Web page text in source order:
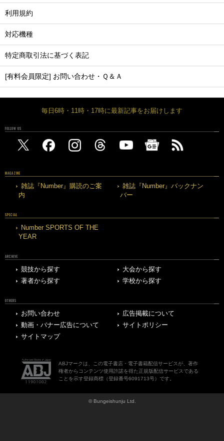
利用規約
対応機種
特定商取引法に基づく表記
[有料会員限定] お問い合わせ・Ｑ＆Ａ
毎日6時・11時・17時に最新記事をお届けします
FOLLOW US
MAGAZINE
雑誌『Number』購読のご案
内
雑誌『Number』バックナン
バー
SPECIAL
Number SPORTS OF THE
YEAR
ARCHIVE
競技から探す
大会から探す
著者から探す
学校から探す
OTHERS
お問い合わせ
広告掲載について
動画・バナー広告について
サイトポリシー
サイトマップ
ABJマークは、この電子書店・電子書籍配信サービスが、著作
権者からコンテンツ使用許諾を得た正規版配信サービスである
ことを示す登録商標（登録番号6091713号）です。
© Bungeishunju Ltd.